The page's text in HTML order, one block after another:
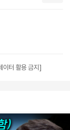
이터 활용 금지]